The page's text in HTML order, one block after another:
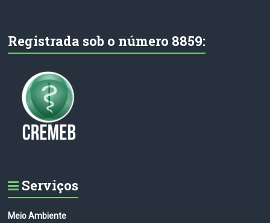
Registrada sob o número 8859:
Serviços
Meio Ambiente